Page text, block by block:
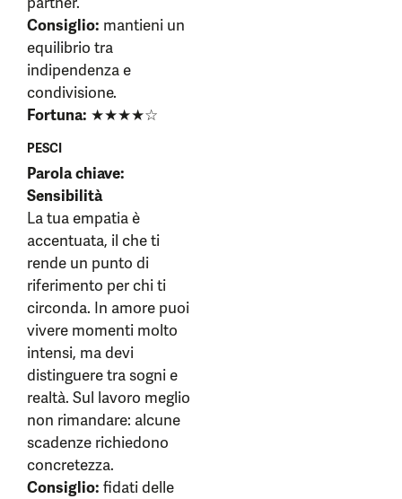
Consiglio: mantieni un
equilibrio tra
indipendenza e
condivisione.
Fortuna: ★★★★☆
PESCI
Parola chiave:
Sensibilità
La tua empatia è
accentuata, il che ti
rende un punto di
riferimento per chi ti
circonda. In amore puoi
vivere momenti molto
intensi, ma devi
distinguere tra sogni e
realtà. Sul lavoro meglio
non rimandare: alcune
scadenze richiedono
concretezza.
Consiglio: fidati delle